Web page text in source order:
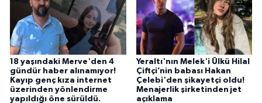
18 yaşındaki Merve'den 4
gündür haber alınamıyor!
Kayıp genç kıza internet
üzerinden yönlendirme
yapıldığı öne sürüldü.
Yeraltı'nın Melek'i Ülkü Hilal
Çiftçi’nin babası Hakan
Çelebi'den şikayetçi oldu!
Menajerlik şirketinden jet
açıklama